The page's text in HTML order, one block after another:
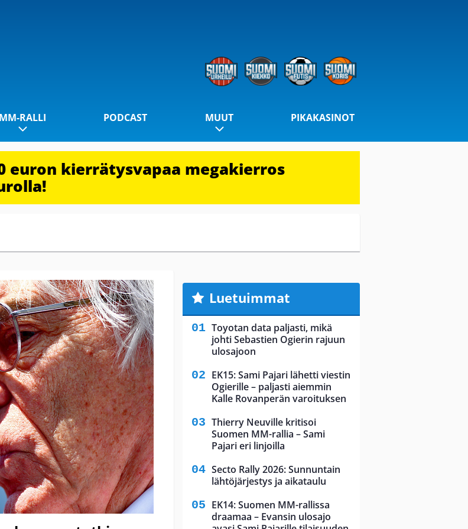
MM-RALLI PODCAST MUUT PIKAKASINOT
euron kierrätysvapaa megakierros
Luetuimmat
Toyotan data paljasti, mikä
johti Sebastien Ogierin rajuun
ulosajoon
EK15: Sami Pajari lähetti viestin
Ogierille – paljasti aiemmin
Kalle Rovanperän varoituksen
Thierry Neuville kritisoi
Suomen MM-rallia – Sami
Pajari eri linjoilla
Secto Rally 2026: Sunnuntain
lähtöjärjestys ja aikataulu
EK14: Suomen MM-rallissa
draamaa – Evansin ulosajo